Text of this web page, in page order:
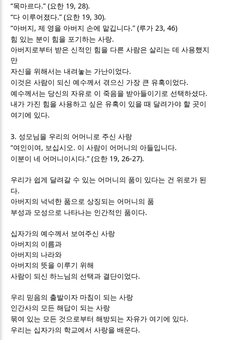
“목마르다.” (요한 19, 28).
“다 이루어졌다.” (요한 19, 30).
“아버지 ,제 영을 아버지 손에 맡깁니다.” (루가 23, 46)
힘 있는 분이 힘을 포기하는 사랑.
아버지로부터 받은 신적인 힘을 다른 사람은 살리는 데 사용했지
만
자신을 위해서는 내려놓는 가난이었다.
이것은 사람이 되신 예수께서 겪으신 가장 큰 유혹이었다.
예수께서는 당신의 자유로 이 죽음을 받아들이기로 선택하셨다.
내가 가진 힘을 사용하고 싶은 유혹이 있을 때 달려가야 할 곳이
여기에 있다.
3. 성모님을 우리의 어머니로 주신 사랑
“여인이여 , 보십시오 . 이 사람이 어머니의 아들입니다.
이분이 네 어머니이시다.” (요한 19, 26-27).
우리가 쉽게 달려갈 수 있는 어머니의 품이 있다는 건 위로가 된
다.
아버지의 넉넉한 품으로 상징되는 어머니의 품
부성과 모성으로 나타나는 인간적인 품이다.
십자가의 예수께서 보여주신 사랑
아버지의 이름과
아버지의 나라와
아버지의 뜻을 이루기 위해
사람이 되신 하느님의 선택과 결단이었다.
우리 믿음의 출발이자 마침이 되는 사랑
인간사의 모든 해답이 되는 사랑
묶여 있는 모든 것으로부터 해방되는 자유가 여기에 있다.
우리는 십자가의 학교에서 사랑을 배운다.